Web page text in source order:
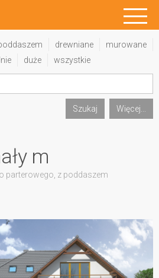
drewniane
murowane
duże wszystkie
Szukaj Więcej...
m
parterowego, z poddaszem